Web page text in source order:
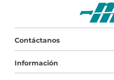
Contáctanos
Información